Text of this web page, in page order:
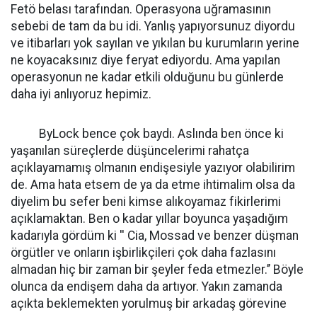
Fetö belası tarafından. Operasyona uğramasının
sebebi de tam da bu idi. Yanlış yapıyorsunuz diyordu
ve itibarları yok sayılan ve yıkılan bu kurumların yerine
ne koyacaksınız diye feryat ediyordu. Ama yapılan
operasyonun ne kadar etkili olduğunu bu günlerde
daha iyi anlıyoruz hepimiz.
ByLock bence çok baydı. Aslında ben önce ki
yaşanılan süreçlerde düşüncelerimi rahatça
açıklayamamış olmanın endişesiyle yazıyor olabilirim
de. Ama hata etsem de ya da etme ihtimalim olsa da
diyelim bu sefer beni kimse alıkoyamaz fikirlerimi
açıklamaktan. Ben o kadar yıllar boyunca yaşadığım
kadarıyla gördüm ki '' Cia, Mossad ve benzer düşman
örgütler ve onların işbirlikçileri çok daha fazlasını
almadan hiç bir zaman bir şeyler feda etmezler.’’ Böyle
olunca da endişem daha da artıyor. Yakın zamanda
açıkta beklemekten yorulmuş bir arkadaş görevine